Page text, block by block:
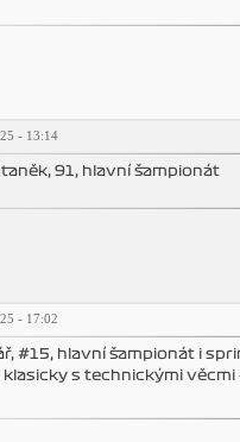
- 13:14
91, hlavní šampionát
- 17:02
#15, hlavní šampionát i
klasicky s technickými